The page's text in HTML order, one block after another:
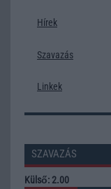
Hírek
Szavazás
Linkek
SZAVAZÁS
Külső: 2.00